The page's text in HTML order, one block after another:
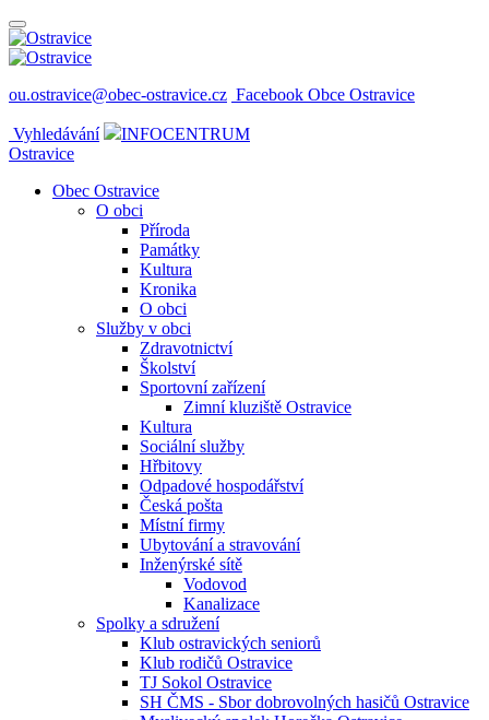
ou.ostravice@obec-ostravice.cz Facebook Obce Ostravice
Vyhledávání
INFOCENTRUM
Ostravice
Obec Ostravice
O obci
Příroda
Památky
Kultura
Kronika
O obci
Služby v obci
Zdravotnictví
Školství
Sportovní zařízení
Zimní kluziště Ostravice
Kultura
Sociální služby
Hřbitovy
Odpadové hospodářství
Česká pošta
Místní firmy
Ubytování a stravování
Inženýrské sítě
Vodovod
Kanalizace
Spolky a sdružení
Klub ostravických seniorů
Klub rodičů Ostravice
TJ Sokol Ostravice
SH ČMS - Sbor dobrovolných hasičů Ostravice